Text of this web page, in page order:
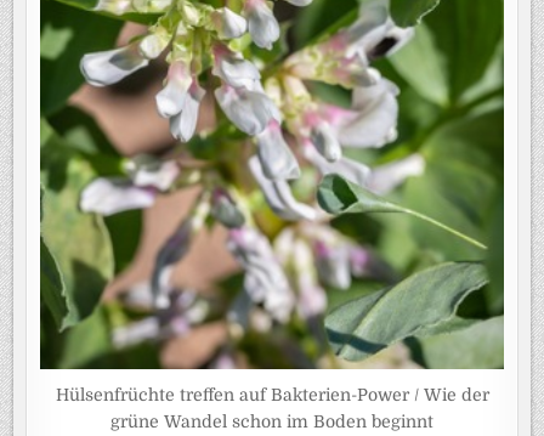
Hülsenfrüchte treffen auf Bakterien-Power / Wie der
grüne Wandel schon im Boden beginnt